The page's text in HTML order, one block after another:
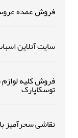
فروش عمده
سایت آنلاین
فروش کلیه
توسکاپارک
نقاشی سحرآمیز